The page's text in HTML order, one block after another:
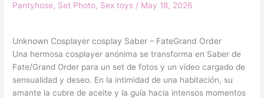
Pantyhose, Set Photo, Sex toys / May 18, 2026
Unknown Cosplayer cosplay Saber – FateGrand Order
Una hermosa cosplayer anónima se transforma en Saber de
Fate/Grand Order para un set de fotos y un vídeo cargado de
sensualidad y deseo. En la intimidad de una habitación, su
amante la cubre de aceite y la guía hacia intensos momentos